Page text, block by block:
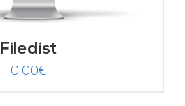
Filedist
0,00€